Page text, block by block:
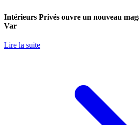
Intérieurs Privés ouvre un nouveau
Var
Lire la suite